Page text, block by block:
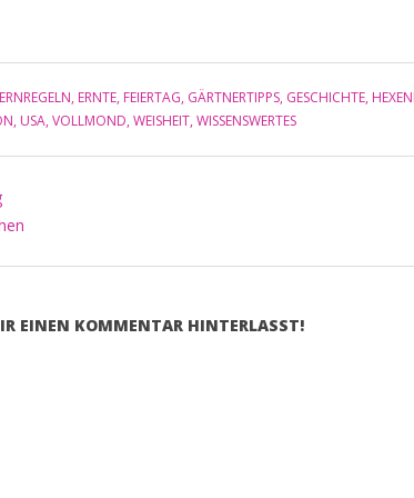
, ERNTE, FEIERTAG, GÄRTNERTIPPS, GESCHICHTE,
, USA, VOLLMOND, WEISHEIT, WISSENSWERTES
EINEN KOMMENTAR HINTERLASST!